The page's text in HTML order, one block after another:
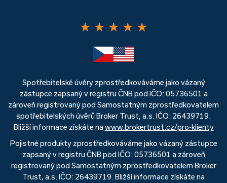
★ ★ ★ ★ ★
Spotřebitelské úvěry zprostředkováváme jako vázaný
zástupce zapsaný v registru ČNB pod IČO: 05736501 a
zároveň registrovaný pod Samostatným zprostředkovatelem
spotřebitelských úvěrů Broker Trust, a.s. IČO: 26439719.
Bližší informace získáte na www.brokertrust.cz/pro-klienty
Pojistné produkty zprostředkováváme jako vázaný zástupce
zapsaný v registru ČNB pod IČO: 05736501 a zároveň
registrovaný pod Samostatným zprostředkovatelem Broker
Trust, a.s. IČO: 26439719. Bližší informace získáte na